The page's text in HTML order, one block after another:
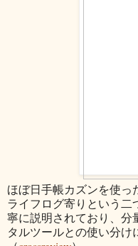
ほぼ日手帳カズンを使っ
ライフログ寄りという
寧に説明されており、分
タルツールとの使い分け